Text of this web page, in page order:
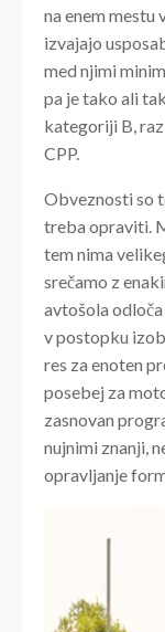
na enem mestu
izvajajo
med njimi
pa je tako ali
kategoriji B,
CPP.
Obveznosti so
treba opraviti.
tem nima
srečamo z
avtošola
v postopku
res za enoten
posebej za
zasnovan
nujnimi znanji,
opravljanje